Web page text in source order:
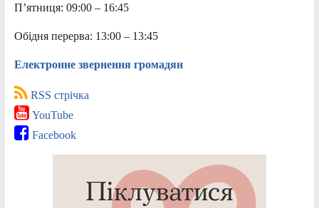
П’ятниця: 09:00 – 16:45
Обідня перерва: 13:00 – 13:45
Електронне звернення громадян
RSS стрічка
YouTube
Facebook